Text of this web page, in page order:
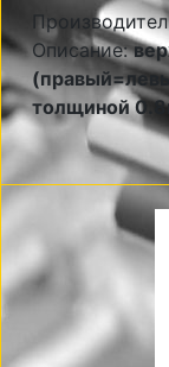
Описание:
толщиной